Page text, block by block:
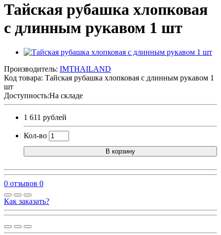
Тайская рубашка хлопковая
с длинным рукавом 1 шт
Производитель: IMTHAILAND
Код товара: Тайская рубашка хлопковая с длинным рукавом 1
шт
Доступность:На складе
1 611 рублей
Кол-во
В корзину
0 отзывов 0
Как заказать?